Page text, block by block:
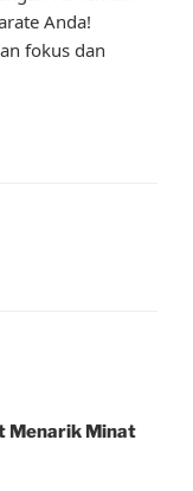
Anda!
fokus dan
Menarik Minat